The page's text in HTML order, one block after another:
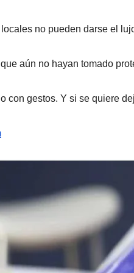
no pueden darse el
aún no hayan tomado
con gestos. Y si se quiere